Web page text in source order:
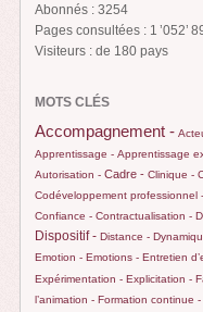
Abonnés : 3254
Pages consultées : 1 ’052’
Visiteurs : de 180 pays
MOTS CLÉS
Accompagnement -
Apprentissage - Apprentissage
Autorisation - Cadre - Clinique -
Codéveloppement professionnel -
Confiance - Contractualisation -
Dispositif - Distance -
Emotion - Emotions - Entretien
Expérimentation - Explicitation -
l’animation - Formation continue -